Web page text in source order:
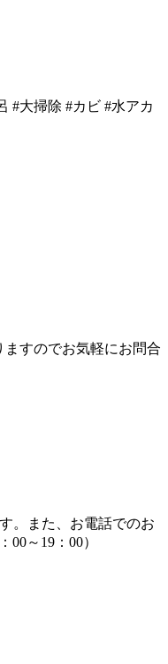
#大掃除 #カビ #水アカ
すのでお気軽にお問合
。また、お電話でのお
～19：00）